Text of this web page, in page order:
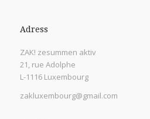
Adress
ZAK! zesummen aktiv
21, rue Adolphe
L-1116 Luxembourg
zakluxembourg@gmail.com